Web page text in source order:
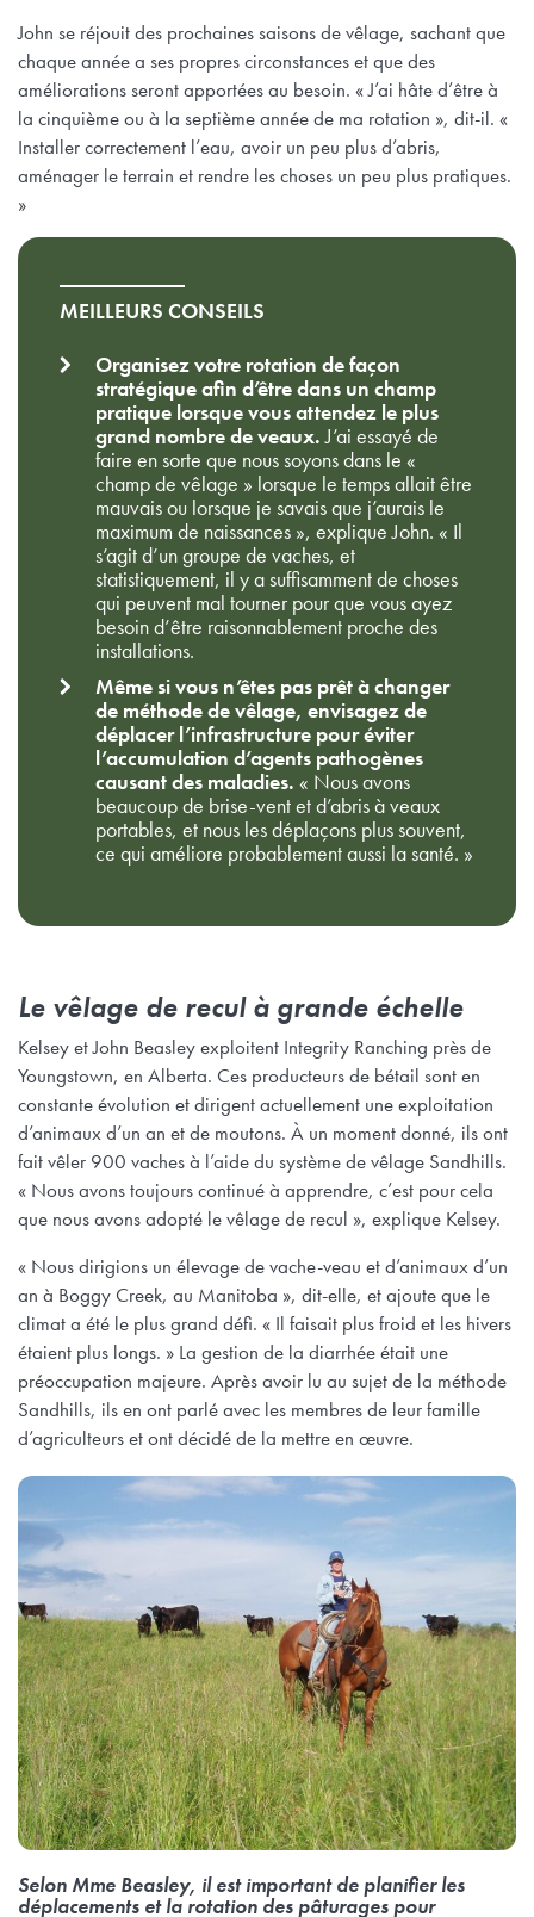
John se réjouit des prochaines saisons de vêlage, sachant que
chaque année a ses propres circonstances et que des
améliorations seront apportées au besoin. « J’ai hâte d’être à
la cinquième ou à la septième année de ma rotation », dit-il. «
Installer correctement l’eau, avoir un peu plus d’abris,
aménager le terrain et rendre les choses un peu plus pratiques.
»
MEILLEURS CONSEILS
Organisez votre rotation de façon
stratégique afin d’être dans un champ
pratique lorsque vous attendez le plus
grand nombre de veaux.J’ai essayé de
faire en sorte que nous soyons dans le «
champ de vêlage » lorsque le temps allait être
mauvais ou lorsque je savais que j’aurais le
maximum de naissances », explique John. « Il
s’agit d’un groupe de vaches, et
statistiquement, il y a suffisamment de choses
qui peuvent mal tourner pour que vous ayez
besoin d’être raisonnablement proche des
installations.
Même si vous n’êtes pas prêt à changer
de méthode de vêlage, envisagez de
déplacer l’infrastructure pour éviter
l’accumulation d’agents pathogènes
causant des maladies. « Nous avons
beaucoup de brise-vent et d’abris à veaux
portables, et nous les déplaçons plus souvent,
ce qui améliore probablement aussi la santé. »
Le vêlage de recul à grande échelle
Kelsey et John Beasley exploitent Integrity Ranching près de
Youngstown, en Alberta. Ces producteurs de bétail sont en
constante évolution et dirigent actuellement une exploitation
d’animaux d’un an et de moutons. À un moment donné, ils ont
fait vêler 900 vaches à l’aide du système de vêlage Sandhills.
« Nous avons toujours continué à apprendre, c’est pour cela
que nous avons adopté le vêlage de recul », explique Kelsey.
« Nous dirigions un élevage de vache-veau et d’animaux d’un
an à Boggy Creek, au Manitoba », dit-elle, et ajoute que le
climat a été le plus grand défi. « Il faisait plus froid et les hivers
étaient plus longs. » La gestion de la diarrhée était une
préoccupation majeure. Après avoir lu au sujet de la méthode
Sandhills, ils en ont parlé avec les membres de leur famille
d’agriculteurs et ont décidé de la mettre en œuvre.
Selon Mme Beasley, il est important de planifier les
déplacements et la rotation des pâturages pour